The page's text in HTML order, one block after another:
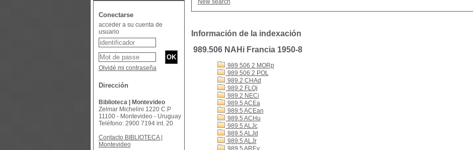
New search
Información de la indexación
989.506 NAHi Francia 1950-8
989 506 2 MORp
989 506 2 POL
989.2 CHAd
989.2 FLOj
989.2 NECi
989.5 ACEa
989.5 ACEan
989.5 ACHu
989.5 ALJc
989.5 ALJd
989.5 ALJr
989.5 AREv
Conectarse
acceder a su cuenta de
usuario
Olvidé mi contraseña
Dirección
Biblioteca | Montevideo
Zelmar Michelini 1220 C.P
11100 - Montevideo - Uruguay
Teléfono: 2900 7194 int. 20
Contacto BIBLIOTECA |
Montevideo